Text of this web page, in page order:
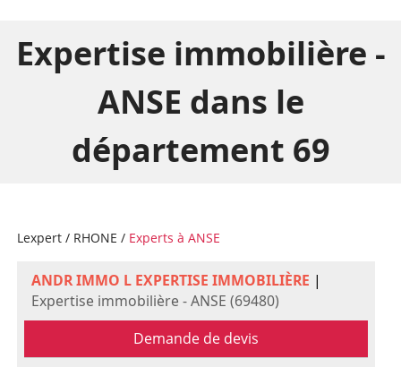
Expertise immobilière -
ANSE dans le
département 69
Lexpert/ RHONE / Experts à ANSE
ANDR IMMO L EXPERTISE IMMOBILIÈRE |
Expertise immobilière - ANSE (69480)
Demande de devis